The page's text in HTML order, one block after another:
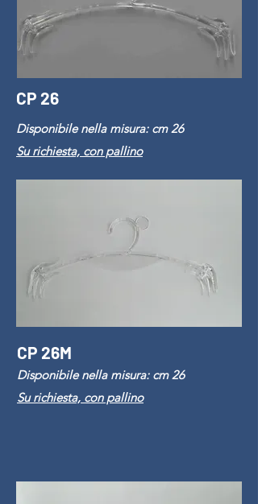
CP 26
Disponibile nella misura: cm 26
Su richiesta, con pallino
CP 26M
Disponibile nella misura: cm 26
Su richiesta, con pallino